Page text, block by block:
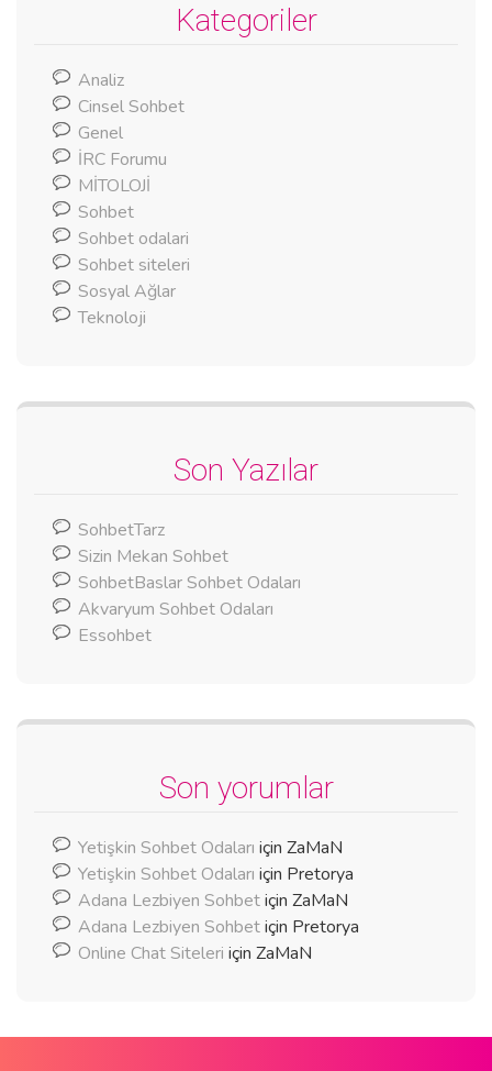
Kategoriler
Analiz
Cinsel Sohbet
Genel
İRC Forumu
MİTOLOJİ
Sohbet
Sohbet odalari
Sohbet siteleri
Sosyal Ağlar
Teknoloji
Son Yazılar
SohbetTarz
Sizin Mekan Sohbet
SohbetBaslar Sohbet Odaları
Akvaryum Sohbet Odaları
Essohbet
Son yorumlar
Yetişkin Sohbet Odaları için ZaMaN
Yetişkin Sohbet Odaları için Pretorya
Adana Lezbiyen Sohbetiçin ZaMaN
Adana Lezbiyen Sohbetiçin Pretorya
Online Chat Siteleri için ZaMaN